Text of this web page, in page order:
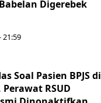
Digerebek
21:59
Soal Pasien BPJS di
RSUD